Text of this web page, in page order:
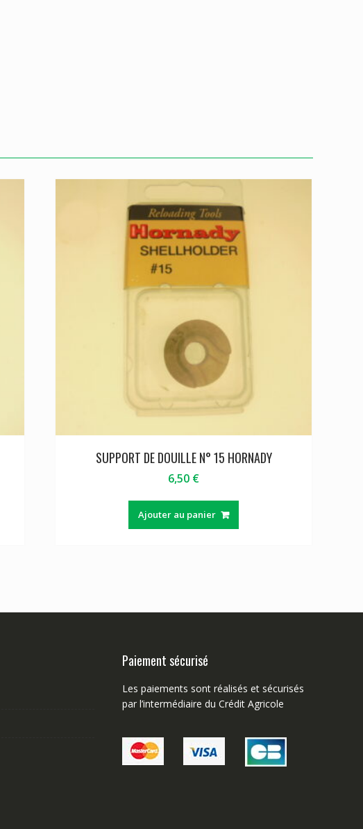
SUPPORT DE DOUILLE N° 15 HORNADY
6,50 €
Ajouter au panier
Paiement sécurisé
Les paiements sont réalisés et sécurisés
par l’intermédiaire du Crédit Agricole